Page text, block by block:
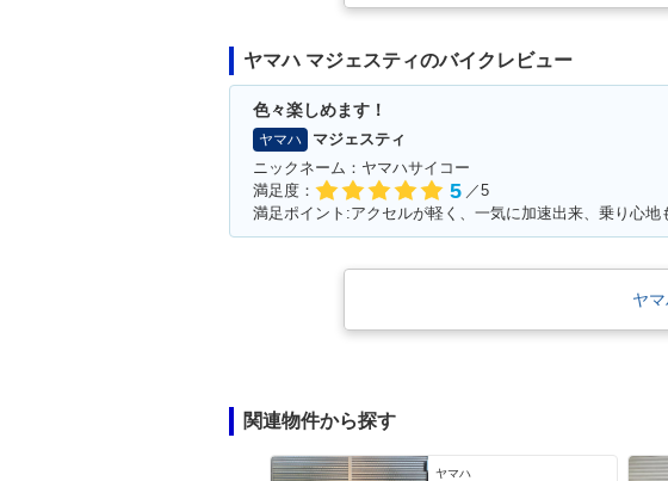
ヤマハ マジェスティのバイクレビュー
色々楽しめます！
ヤマハ
マジェスティ
ニックネーム：ヤマハサイコー
満足度：
5 ／5
ヤ
関連物件から探す
ヤマハ